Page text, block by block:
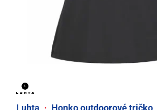
Luhta · Honko outdoorové tričko